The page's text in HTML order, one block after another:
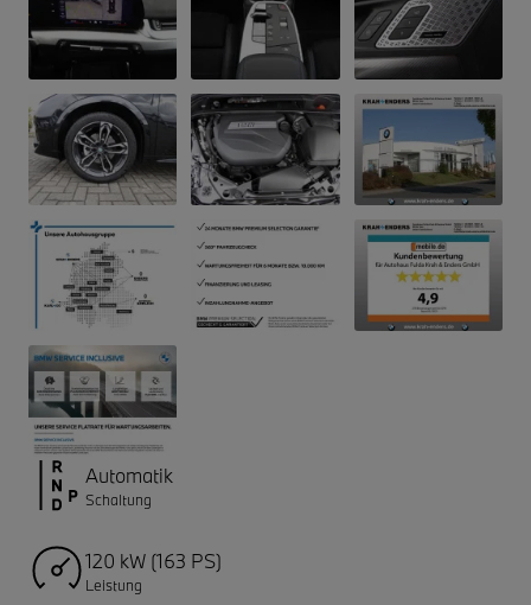
Automatik
Schaltung
120 kW (163 PS)
Leistung